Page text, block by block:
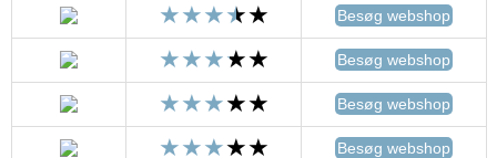
Besøg webshop
Besøg webshop
Besøg webshop
Besøg webshop